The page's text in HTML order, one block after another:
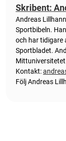
Skribent:
Andreas
Sportbibeln.
och har tidigare
Sportbladet.
Mittuniversitetet
Kontakt:
Följ Andreas